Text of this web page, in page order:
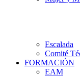
Escalada
Comité
FORMACIÓN
EAM